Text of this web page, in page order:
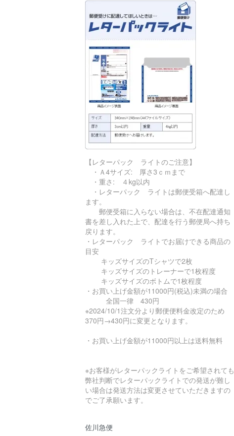
【レターパック ライトのご注意】
・Ａ4サイズ: 厚さ3ｃｍまで
・重さ: ４kg以内
・レターパック ライトは郵便受箱へ配達し
ます。
郵便受箱に入らない場合は、不在配達通知
書を差し入れた上で、配達を行う郵便局へ持ち
戻ります。
・レターパック ライトでお届けできる商品の
目安
キッズサイズのTシャツで2枚
キッズサイズのトレーナーで1枚程度
キッズサイズのボトムで1枚程度
・お買い上げ金額が11000円(税込)未満の場合
全国一律 430円
※2024/10/1注文分より郵便便料金改定のため
370円→430円に変更となります。
・お買い上げ金額が11000円以上は送料無料
※お客様がレターパックライトをご希望されても
弊社判断でレターパックライトでの発送が難し
い場合は発送方法は変更させていただきますの
でご了承願います。
佐川急便